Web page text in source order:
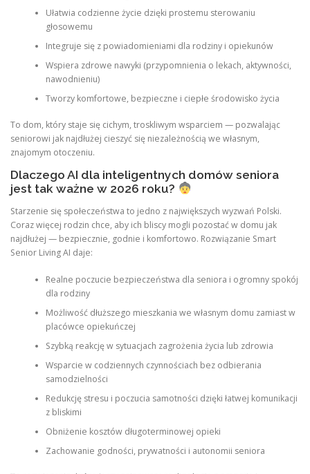
Ułatwia codzienne życie dzięki prostemu sterowaniu
głosowemu
Integruje się z powiadomieniami dla rodziny i opiekunów
Wspiera zdrowe nawyki (przypomnienia o lekach, aktywności,
nawodnieniu)
Tworzy komfortowe, bezpieczne i ciepłe środowisko życia
To dom, który staje się cichym, troskliwym wsparciem — pozwalając
seniorowi jak najdłużej cieszyć się niezależnością we własnym,
znajomym otoczeniu.
Dlaczego AI dla inteligentnych domów seniora
jest tak ważne w 2026 roku?
Starzenie się społeczeństwa to jedno z największych wyzwań Polski.
Coraz więcej rodzin chce, aby ich bliscy mogli pozostać w domu jak
najdłużej — bezpiecznie, godnie i komfortowo. Rozwiązanie Smart
Senior Living AI daje:
Realne poczucie bezpieczeństwa dla seniora i ogromny spokój
dla rodziny
Możliwość dłuższego mieszkania we własnym domu zamiast w
placówce opiekuńczej
Szybką reakcję w sytuacjach zagrożenia życia lub zdrowia
Wsparcie w codziennych czynnościach bez odbierania
samodzielności
Redukcję stresu i poczucia samotności dzięki łatwej komunikacji
z bliskimi
Obniżenie kosztów długoterminowej opieki
Zachowanie godności, prywatności i autonomii seniora